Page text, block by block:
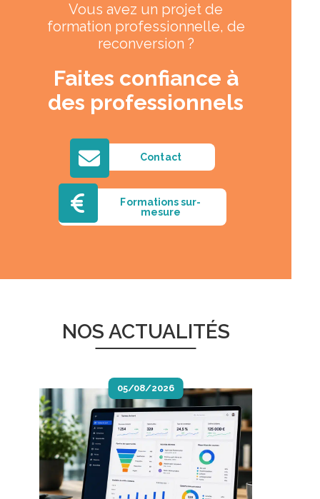
Vous avez un projet de
formation professionnelle, de
reconversion ?
Faites confiance à
des professionnels
Contact
Formations sur-
mesure
NOS ACTUALITÉS
05/08/2026